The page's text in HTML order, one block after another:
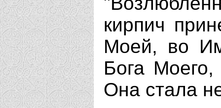
кирпич
Моей, во
Бога
Она стала